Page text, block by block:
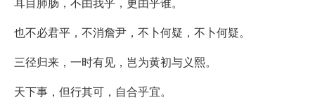
也不必君平，不消詹尹，不卜何疑，不卜何疑。
三径归来，一时有见，岂为黄初与义熙。
天下事，但行其可，自合乎宜。